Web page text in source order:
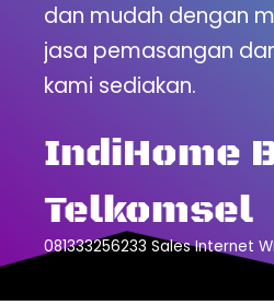
dan mudah dengan
jasa pemasangan
kami sediakan.
IndiHome
Telkomsel
081333256233 Sales Internet